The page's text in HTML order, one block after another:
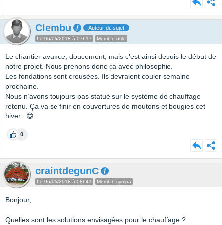
Clembu Auteur du sujet
Le 06/05/2018 à 07h17 Membre utile
Le chantier avance, doucement, mais c’est ainsi depuis le début de
notre projet. Nous prenons donc ça avec philosophie.
Les fondations sont creusées. Ils devraient couler semaine
prochaine.
Nous n’avons toujours pas statué sur le système de chauffage
retenu. Ça va se finir en couvertures de moutons et bougies cet
hiver...😄
0
craintdegunC
Le 06/05/2018 à 08h41 Membre sympa
Bonjour,
Quelles sont les solutions envisagées pour le chauffage ?